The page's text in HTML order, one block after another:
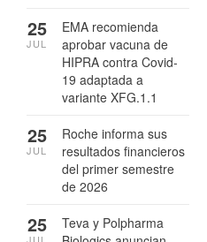
EMA recomienda
aprobar vacuna de
HIPRA contra Covid-
19 adaptada a
variante XFG.1.1
25
JUL
Roche informa sus
resultados financieros
del primer semestre
de 2026
25
JUL
Teva y Polpharma
25
JUL